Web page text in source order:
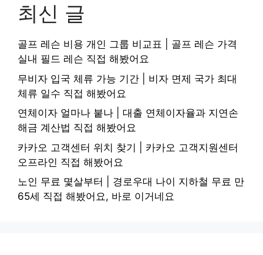
최신 글
골프 레슨 비용 개인 그룹 비교표 | 골프 레슨 가격
실내 필드 레슨 직접 해봤어요
무비자 입국 체류 가능 기간 | 비자 면제 국가 최대
체류 일수 직접 해봤어요
연체이자 얼마나 붙나 | 대출 연체이자율과 지연손
해금 계산법 직접 해봤어요
카카오 고객센터 위치 찾기 | 카카오 고객지원센터
오프라인 직접 해봤어요
노인 무료 몇살부터 | 경로우대 나이 지하철 무료 만
65세 직접 해봤어요, 바로 이거네요